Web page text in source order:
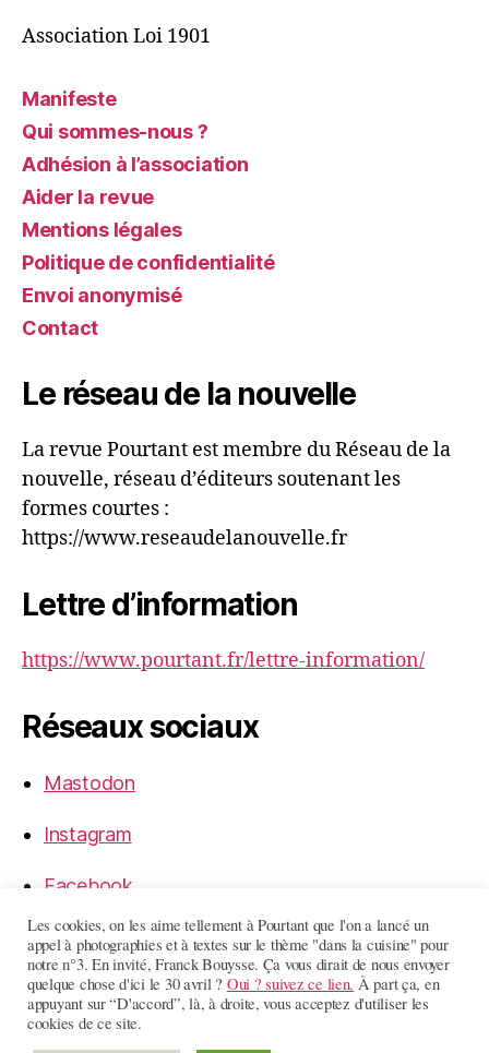
Association Loi 1901
Manifeste
Qui sommes-nous ?
Adhésion à l’association
Aider la revue
Mentions légales
Politique de confidentialité
Envoi anonymisé
Contact
Le réseau de la nouvelle
La revue Pourtant est membre du Réseau de la
nouvelle, réseau d’éditeurs soutenant les
formes courtes :
https://www.reseaudelanouvelle.fr
Lettre d’information
https://www.pourtant.fr/lettre-information/
Réseaux sociaux
Mastodon
Instagram
Facebook
LinkedIn
© 2026Pourtant
Les cookies, on les aime tellement à Pourtant que l'on a lancé un
appel à photographies et à textes sur le thème "dans la cuisine" pour
notre n°3. En invité, Franck Bouysse. Ça vous dirait de nous envoyer
quelque chose d'ici le 30 avril ? Oui ? suivez ce lien. À part ça, en
appuyant sur “D'accord”, là, à droite, vous acceptez d'utiliser les
cookies de ce site.